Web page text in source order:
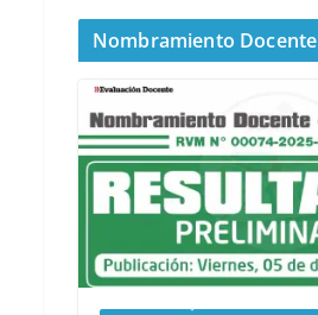
Nombramiento Docente